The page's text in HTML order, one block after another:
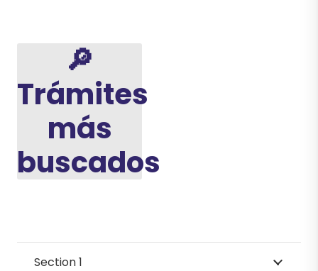
🔎
Trámites
más
buscados
Section 1